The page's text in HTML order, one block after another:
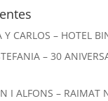
CARLOS – HOTEL
– 30
I ALFONS – RAIMAT